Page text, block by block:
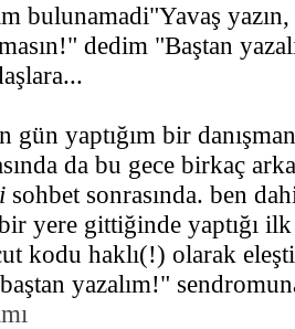
"Yavaş yazın,
dedim "Baştan
gün yaptığım bir
da bu gece birkaç
sohbet sonrasında. ben
yere gittiğinde yaptığı
kodu haklı(!) olarak
yazalım!"